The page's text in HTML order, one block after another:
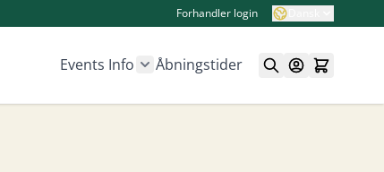
Forhandler login
Events Info
Åbningstider